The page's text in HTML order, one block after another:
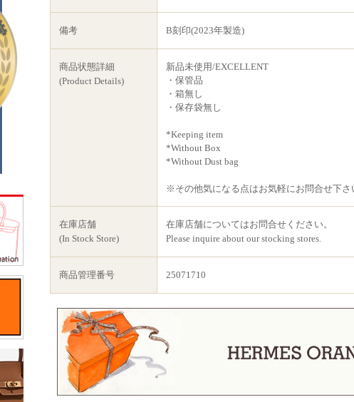
備考 B刻印(2023年製造)
商品状態詳細
(Product Details)
新品未使用/EXCELLENT
・保管品
・箱無し
・保存袋無し
*Keeping item
*Without Box
*Without Dust bag
※その他気になる点はお気軽にお問合せ下さ
在庫店舗
(In Stock Store)
在庫店舗についてはお問合せください。
Please inquire about our stocking stores.
商品管理番号 25071710